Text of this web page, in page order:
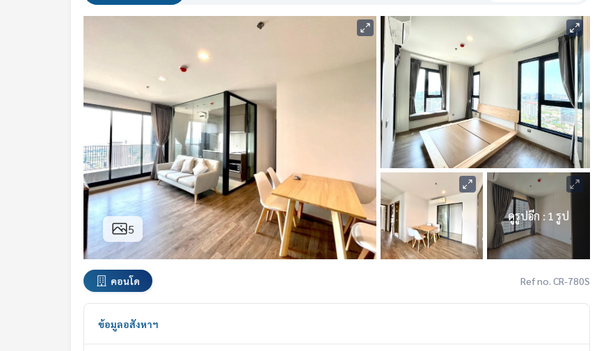
5
ดูรูปอีก : 1 รูป
คอนโด Ref no. CR-780S
ข้อมูลอสังหาฯ